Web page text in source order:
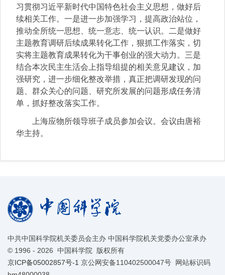
习贯彻习近平新时代中国特色社会主义思想，做好后
续相关工作。一是进一步加强学习，提高政治站位，
推动全所统一思想、统一意志、统一认识。二是做好
主题教育调研后续成果转化工作，狠抓工作落实，切
实将主题教育成果转化为干事创业的强大动力。三是
结合本次民主生活会上指导组提的相关意见建议，加
强研究，进一步细化整改举措，真正把调研发现的问
题、群众关心的问题、研究所发展的问题形成任务清
单，抓好整改落实工作。
上海应物所领导班子成员参加会议。会议由唐裕
华主持。
中共中国科学院机关委员会主办 中国科学院机关党委办公室承办
© 1996 - 2026 中国科学院 版权所有
京ICP备05002857号-1 京公网安备110402500047号 网站标识码